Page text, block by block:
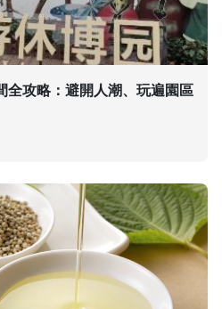
全攻略：避開人潮、玩遍園區